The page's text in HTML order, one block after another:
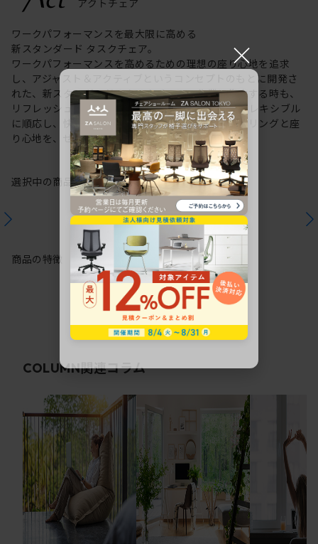
ワークパフォーマンスを最大限に高める
新スタンダード タスクチェア。
ワークパフォーマンスを高めるための理想の座り心地を追求
し、アジャスト＆アクティブというコンセプトのもとに開発さ
れた、新スタンダードのタスクチェア。作業に集中する時も、
リフレッシュする時も、座る姿勢や身体の動きにフレキシブル
に順応し、快適にサポートします。新感覚のスタイリングと座
り心地を、ぜひご体感ください。
選択中の商品情報保証注意事項
商品の特徴
COLUMN関連コラム
×